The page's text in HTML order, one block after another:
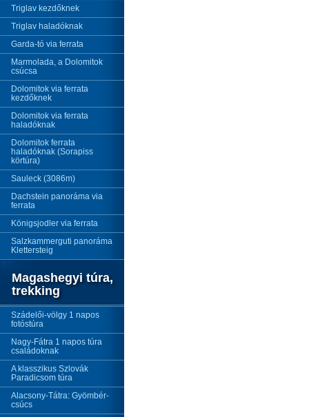
Triglav kezdőknek
Triglav haladóknak
Garda-tó via ferrata
Marmolada, a Dolomitok
csúcsa
Dolomitok via ferrata
kezdőknek
Dolomitok via ferrata
haladóknak
Dolomitok ferrata
haladóknak (Sorapiss
körtúra)
Sauleck (3086m)
Dachstein panoráma via
ferrata
Königsjodler via ferrata
Salzkammerguti panoráma
Klettersteig
Magashegyi túra,
trekking
Szádelői-völgy 1 napos
fotóstúra
Nagy-Fátra 1 napos túra
családoknak
A klasszikus Szlovák
Paradicsom túra
Alacsony-Tátra: Gyömbér-
csúcs